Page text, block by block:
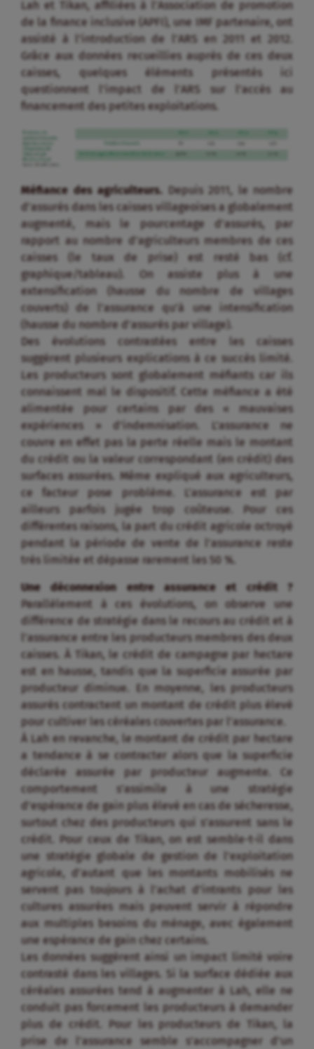
Lah et Tikan, affiliées à l’Association de promotion
de la finance inclusive (APFI), une IMF partenaire, ont
assisté à l’introduction de l’ARS en 2011 et 2012.
Grâce aux données recueillies auprès de ces deux
caisses, quelques éléments présentés ici
questionnent l’impact de l’ARS sur l’accès au
financement des petites exploitations.
Méfiance des agriculteurs. Depuis 2011, le nombre
d’assurés dans les caisses villageoises a globalement
augmenté, mais le pourcentage d’assurés, par
rapport au nombre d’agriculteurs membres de ces
caisses (le taux de prise) est resté bas (cf.
graphique/tableau). On assiste plus à une
extensification (hausse du nombre de villages
couverts) de l’assurance qu’à une intensification
(hausse du nombre d’assurés par village).
Des évolutions contrastées entre les caisses
suggèrent plusieurs explications à ce succès limité.
Les producteurs sont globalement méfiants car ils
connaissent mal le dispositif. Cette méfiance a été
alimentée pour certains par des « mauvaises
expériences » d’indemnisation. L’assurance ne
couvre en effet pas la perte réelle mais le montant
du crédit ou la valeur correspondant (en crédit) des
surfaces assurées. Même expliqué aux agriculteurs,
ce facteur pose problème. L’assurance est par
ailleurs parfois jugée trop coûteuse. Pour ces
différentes raisons, la part du crédit agricole octroyé
pendant la période de vente de l’assurance reste
très limitée et dépasse rarement les 50 %.
Une déconnexion entre assurance et crédit ?
Parallèlement à ces évolutions, on observe une
différence de stratégie dans le recours au crédit et à
l’assurance entre les producteurs membres des deux
caisses. À Tikan, le crédit de campagne par hectare
est en hausse, tandis que la superficie assurée par
producteur diminue. En moyenne, les producteurs
assurés contractent un montant de crédit plus élevé
pour cultiver les céréales couvertes par l’assurance.
À Lah en revanche, le montant de crédit par hectare
a tendance à se contracter alors que la superficie
déclarée assurée par producteur augmente. Ce
comportement s’assimile à une stratégie
d’espérance de gain plus élevé en cas de sécheresse,
surtout chez des producteurs qui s’assurent sans le
crédit. Pour ceux de Tikan, on est semble-t-il dans
une stratégie globale de gestion de l’exploitation
agricole, d’autant que les montants mobilisés ne
servent pas toujours à l’achat d’intrants pour les
cultures assurées mais peuvent servir à répondre
aux multiples besoins du ménage, avec également
une espérance de gain chez certains.
Les données suggèrent ainsi un impact limité voire
contrasté dans les villages. Si la surface dédiée aux
céréales assurées tend à augmenter à Lah, elle ne
conduit pas forcement les producteurs à demander
plus de crédit. Pour les producteurs de Tikan, la
prise de l’assurance semble s’accompagner d’un